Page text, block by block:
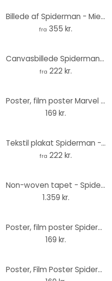
Billede af Spiderman - Mielu – print på aluminium (Alu-Dibond)
fra 355 kr.
Canvasbillede Spiderman - Mielu
fra 222 kr.
Poster, film poster Marvel - Spider-Man 61x91,5 cm
169 kr.
Tekstil plakat Spiderman - Mielu
fra 222 kr.
Non-woven tapet - Spider-Man 1962 - 200 x 280 cm
1.359 kr.
Poster, film poster Spider-Man - Web Sling 61x91,5 cm
169 kr.
Poster, Film Poster Spider-Man - Protector Of The City 61x91,5 cm